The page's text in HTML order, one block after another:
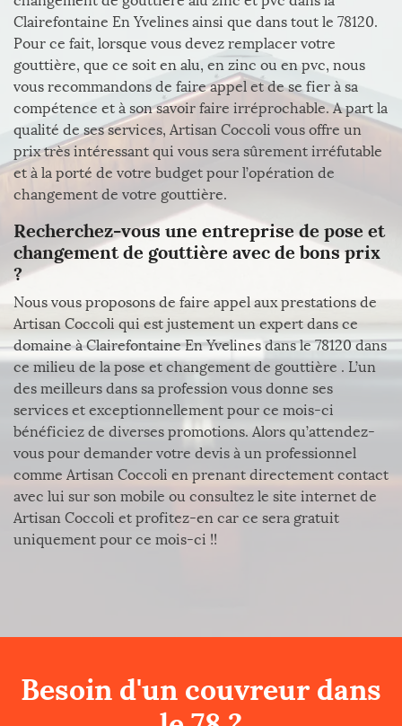
Clairefontaine En Yvelines ainsi que dans tout le 78120.
Pour ce fait, lorsque vous devez remplacer votre
gouttière, que ce soit en alu, en zinc ou en pvc, nous
vous recommandons de faire appel et de se fier à sa
compétence et à son savoir faire irréprochable. A part la
qualité de ses services, Artisan Coccoli vous offre un
prix très intéressant qui vous sera sûrement irréfutable
et à la porté de votre budget pour l’opération de
changement de votre gouttière.
Recherchez-vous une entreprise de pose et
changement de gouttière avec de bons prix
?
Nous vous proposons de faire appel aux prestations de
Artisan Coccoli qui est justement un expert dans ce
domaine à Clairefontaine En Yvelines dans le 78120 dans
ce milieu de la pose et changement de gouttière . L’un
des meilleurs dans sa profession vous donne ses
services et exceptionnellement pour ce mois-ci
bénéficiez de diverses promotions. Alors qu’attendez-
vous pour demander votre devis à un professionnel
comme Artisan Coccoli en prenant directement contact
avec lui sur son mobile ou consultez le site internet de
Artisan Coccoli et profitez-en car ce sera gratuit
uniquement pour ce mois-ci !!
Besoin d'un couvreur dans